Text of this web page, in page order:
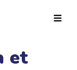
et